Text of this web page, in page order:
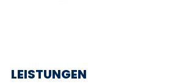
LEISTUNGEN